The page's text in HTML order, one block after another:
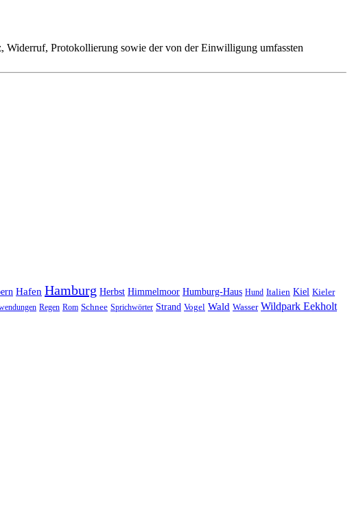
Widerruf, Protokollierung sowie der von der Einwilligung umfassten
Hafen Hamburg Herbst Himmelmoor Humburg-Haus Hund Italien Kiel Kieler
Regen Rom Schnee Sprichwörter Strand Vogel Wald Wasser Wildpark Eekholt